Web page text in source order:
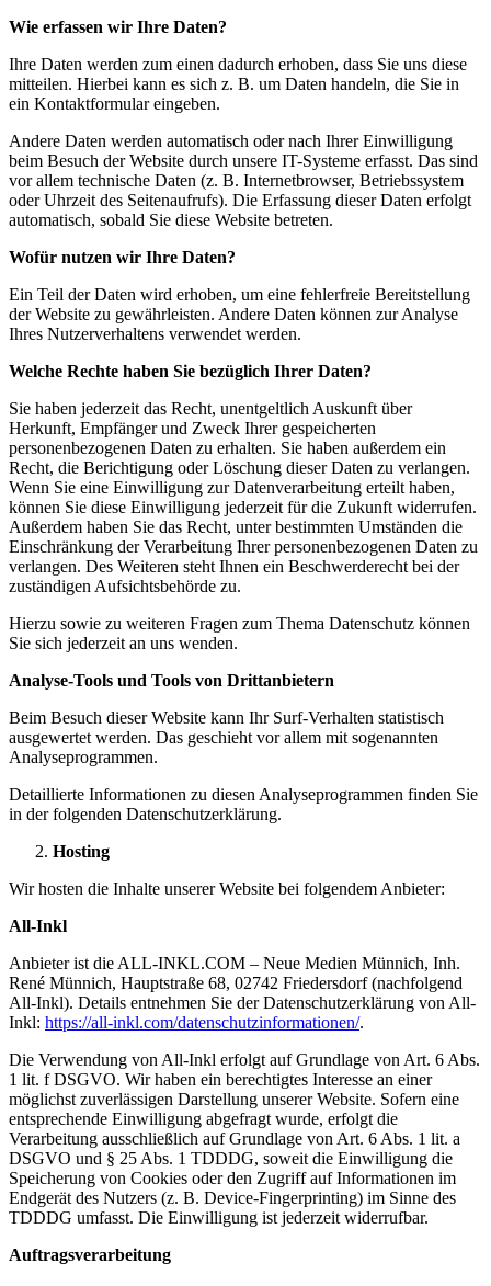
Wie erfassen wir Ihre Daten?
Ihre Daten werden zum einen dadurch erhoben, dass Sie uns diese
mitteilen. Hierbei kann es sich z. B. um Daten handeln, die Sie in
ein Kontaktformular eingeben.
Andere Daten werden automatisch oder nach Ihrer Einwilligung
beim Besuch der Website durch unsere IT-Systeme erfasst. Das sind
vor allem technische Daten (z. B. Internetbrowser, Betriebssystem
oder Uhrzeit des Seitenaufrufs). Die Erfassung dieser Daten erfolgt
automatisch, sobald Sie diese Website betreten.
Wofür nutzen wir Ihre Daten?
Ein Teil der Daten wird erhoben, um eine fehlerfreie Bereitstellung
der Website zu gewährleisten. Andere Daten können zur Analyse
Ihres Nutzerverhaltens verwendet werden.
Welche Rechte haben Sie bezüglich Ihrer Daten?
Sie haben jederzeit das Recht, unentgeltlich Auskunft über
Herkunft, Empfänger und Zweck Ihrer gespeicherten
personenbezogenen Daten zu erhalten. Sie haben außerdem ein
Recht, die Berichtigung oder Löschung dieser Daten zu verlangen.
Wenn Sie eine Einwilligung zur Datenverarbeitung erteilt haben,
können Sie diese Einwilligung jederzeit für die Zukunft widerrufen.
Außerdem haben Sie das Recht, unter bestimmten Umständen die
Einschränkung der Verarbeitung Ihrer personenbezogenen Daten zu
verlangen. Des Weiteren steht Ihnen ein Beschwerderecht bei der
zuständigen Aufsichtsbehörde zu.
Hierzu sowie zu weiteren Fragen zum Thema Datenschutz können
Sie sich jederzeit an uns wenden.
Analyse-Tools und Tools von Drittanbietern
Beim Besuch dieser Website kann Ihr Surf-Verhalten statistisch
ausgewertet werden. Das geschieht vor allem mit sogenannten
Analyseprogrammen.
Detaillierte Informationen zu diesen Analyseprogrammen finden Sie
in der folgenden Datenschutzerklärung.
Hosting
Wir hosten die Inhalte unserer Website bei folgendem Anbieter:
All-Inkl
Anbieter ist die ALL-INKL.COM – Neue Medien Münnich, Inh.
René Münnich, Hauptstraße 68, 02742 Friedersdorf (nachfolgend
All-Inkl). Details entnehmen Sie der Datenschutzerklärung von All-
Inkl: https://all-inkl.com/datenschutzinformationen/.
Die Verwendung von All-Inkl erfolgt auf Grundlage von Art. 6 Abs.
1 lit. f DSGVO. Wir haben ein berechtigtes Interesse an einer
möglichst zuverlässigen Darstellung unserer Website. Sofern eine
entsprechende Einwilligung abgefragt wurde, erfolgt die
Verarbeitung ausschließlich auf Grundlage von Art. 6 Abs. 1 lit. a
DSGVO und § 25 Abs. 1 TDDDG, soweit die Einwilligung die
Speicherung von Cookies oder den Zugriff auf Informationen im
Endgerät des Nutzers (z. B. Device-Fingerprinting) im Sinne des
TDDDG umfasst. Die Einwilligung ist jederzeit widerrufbar.
Auftragsverarbeitung